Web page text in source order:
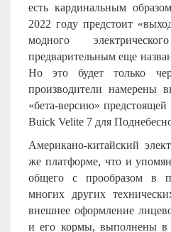
есть кардинальным
2022 году предстоит
модного
предварительным еще
Но это будет только
производители намерены
«бета-версию»
Buick Velite 7 для
Американо-китайский
же платформе, что и
общего с прообразом в
многих других
внешнее оформление
и его кормы, выполнены в